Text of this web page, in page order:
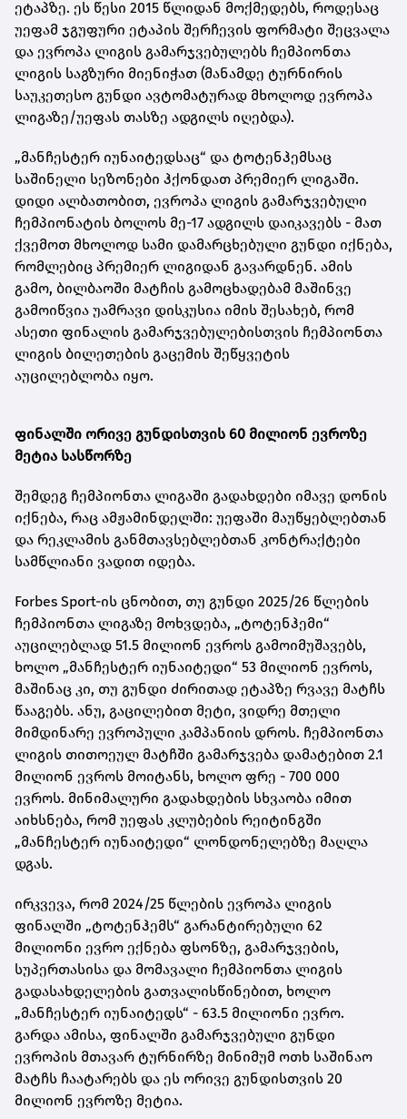
ეტაპზე. ეს წესი 2015 წლიდან მოქმედებს, როდესაც
უეფამ ჯგუფური ეტაპის შერჩევის ფორმატი შეცვალა
და ევროპა ლიგის გამარჯვებულებს ჩემპიონთა
ლიგის საგზური მიენიჭათ (მანამდე ტურნირის
საუკეთესო გუნდი ავტომატურად მხოლოდ ევროპა
ლიგაზე/უეფას თასზე ადგილს იღებდა).
„მანჩესტერ იუნაიტედსაც“ და ტოტენჰემსაც
საშინელი სეზონები ჰქონდათ პრემიერ ლიგაში.
დიდი ალბათობით, ევროპა ლიგის გამარჯვებული
ჩემპიონატის ბოლოს მე-17 ადგილს დაიკავებს - მათ
ქვემოთ მხოლოდ სამი დამარცხებული გუნდი იქნება,
რომლებიც პრემიერ ლიგიდან გავარდნენ. ამის
გამო, ბილბაოში მატჩის გამოცხადებამ მაშინვე
გამოიწვია უამრავი დისკუსია იმის შესახებ, რომ
ასეთი ფინალის გამარჯვებულებისთვის ჩემპიონთა
ლიგის ბილეთების გაცემის შეწყვეტის
აუცილებლობა იყო.
ფინალში ორივე გუნდისთვის 60 მილიონ ევროზე
მეტია სასწორზე
შემდეგ ჩემპიონთა ლიგაში გადახდები იმავე დონის
იქნება, რაც ამჟამინდელში: უეფაში მაუწყებლებთან
და რეკლამის განმთავსებლებთან კონტრაქტები
სამწლიანი ვადით იდება.
Forbes Sport-ის ცნობით, თუ გუნდი 2025/26 წლების
ჩემპიონთა ლიგაზე მოხვდება, „ტოტენჰემი“
აუცილებლად 51.5 მილიონ ევროს გამოიმუშავებს,
ხოლო „მანჩესტერ იუნაიტედი“ 53 მილიონ ევროს,
მაშინაც კი, თუ გუნდი ძირითად ეტაპზე რვავე მატჩს
წააგებს. ანუ, გაცილებით მეტი, ვიდრე მთელი
მიმდინარე ევროპული კამპანიის დროს. ჩემპიონთა
ლიგის თითოეულ მატჩში გამარჯვება დამატებით 2.1
მილიონ ევროს მოიტანს, ხოლო ფრე - 700 000
ევროს. მინიმალური გადახდების სხვაობა იმით
აიხსნება, რომ უეფას კლუბების რეიტინგში
„მანჩესტერ იუნაიტედი“ ლონდონელებზე მაღლა
დგას.
ირკვევა, რომ 2024/25 წლების ევროპა ლიგის
ფინალში „ტოტენჰემს“ გარანტირებული 62
მილიონი ევრო ექნება ფსონზე, გამარჯვების,
სუპერთასისა და მომავალი ჩემპიონთა ლიგის
გადასახდელების გათვალისწინებით, ხოლო
„მანჩესტერ იუნაიტედს“ - 63.5 მილიონი ევრო.
გარდა ამისა, ფინალში გამარჯვებული გუნდი
ევროპის მთავარ ტურნირზე მინიმუმ ოთხ საშინაო
მატჩს ჩაატარებს და ეს ორივე გუნდისთვის 20
მილიონ ევროზე მეტია.